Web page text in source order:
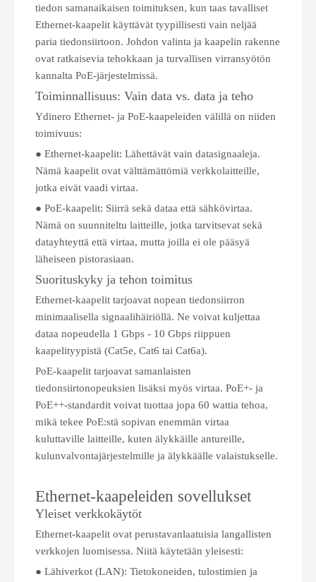
tiedon samanaikaisen toimituksen, kun taas tavalliset
Ethernet-kaapelit käyttävät tyypillisesti vain neljää
paria tiedonsiirtoon. Johdon valinta ja kaapelin rakenne
ovat ratkaisevia tehokkaan ja turvallisen virransyötön
kannalta PoE-järjestelmissä.
Toiminnallisuus: Vain data vs. data ja teho
Ydinero Ethernet- ja PoE-kaapeleiden välillä on niiden
toimivuus:
● Ethernet-kaapelit: Lähettävät vain datasignaaleja.
Nämä kaapelit ovat välttämättömiä verkkolaitteille,
jotka eivät vaadi virtaa.
● PoE-kaapelit: Siirrä sekä dataa että sähkövirtaa.
Nämä on suunniteltu laitteille, jotka tarvitsevat sekä
datayhteyttä että virtaa, mutta joilla ei ole pääsyä
läheiseen pistorasiaan.
Suorituskyky ja tehon toimitus
Ethernet-kaapelit tarjoavat nopean tiedonsiirron
minimaalisella signaalihäiriöllä. Ne voivat kuljettaa
dataa nopeudella 1 Gbps - 10 Gbps riippuen
kaapelityypistä (Cat5e, Cat6 tai Cat6a).
PoE-kaapelit tarjoavat samanlaisten
tiedonsiirtonopeuksien lisäksi myös virtaa. PoE+- ja
PoE++-standardit voivat tuottaa jopa 60 wattia tehoa,
mikä tekee PoE:stä sopivan enemmän virtaa
kuluttaville laitteille, kuten älykkäille antureille,
kulunvalvontajärjestelmille ja älykkäälle valaistukselle.
Ethernet-kaapeleiden sovellukset
Yleiset verkkokäytöt
Ethernet-kaapelit ovat perustavanlaatuisia langallisten
verkkojen luomisessa. Niitä käytetään yleisesti:
● Lähiverkot (LAN): Tietokoneiden, tulostimien ja